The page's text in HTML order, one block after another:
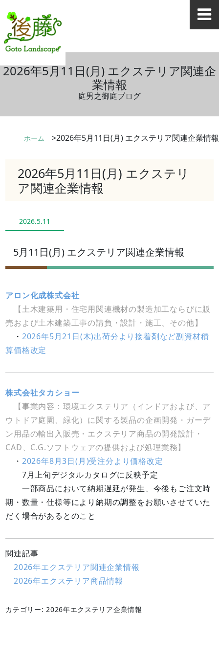
2026年5月11日(月) エクステリア関連企
業情報
庭男之御庭ブログ
ホーム 2026年5月11日(月) エクステリア関連企業情報
2026年5月11日(月) エクステリ
ア関連企業情報
2026.5.11
5月11日(月) エクステリア関連企業情報
アロン化成株式会社
【土木建築用・住宅用関連機材の製造加工ならびに販
売および土木建築工事の請負・設計・施工、その他】
・ 2026年5月21日(木)出荷分より接着剤など副資材積
算価格改定
株式会社タカショー
【事業内容：環境エクステリア（インドアおよび、ア
ウトドア庭園、緑化）に関する製品の企画開発・ガーデ
ン用品の輸出入販売・エクステリア商品の開発設計・
CAD、C.G.ソフトウェアの提供および処理業務】
・ 2026年8月3日(月)受注分より価格改定
7月上旬デジタルカタログに反映予定
一部商品において納期遅延が発生、今後もご注文時
期・数量・仕様等により納期の調整をお願いさせていた
だく場合があるとのこと
関連記事
2026年エクステリア関連企業情報
2026年エクステリア商品情報
カテゴリー: 2026年エクステリア企業情報